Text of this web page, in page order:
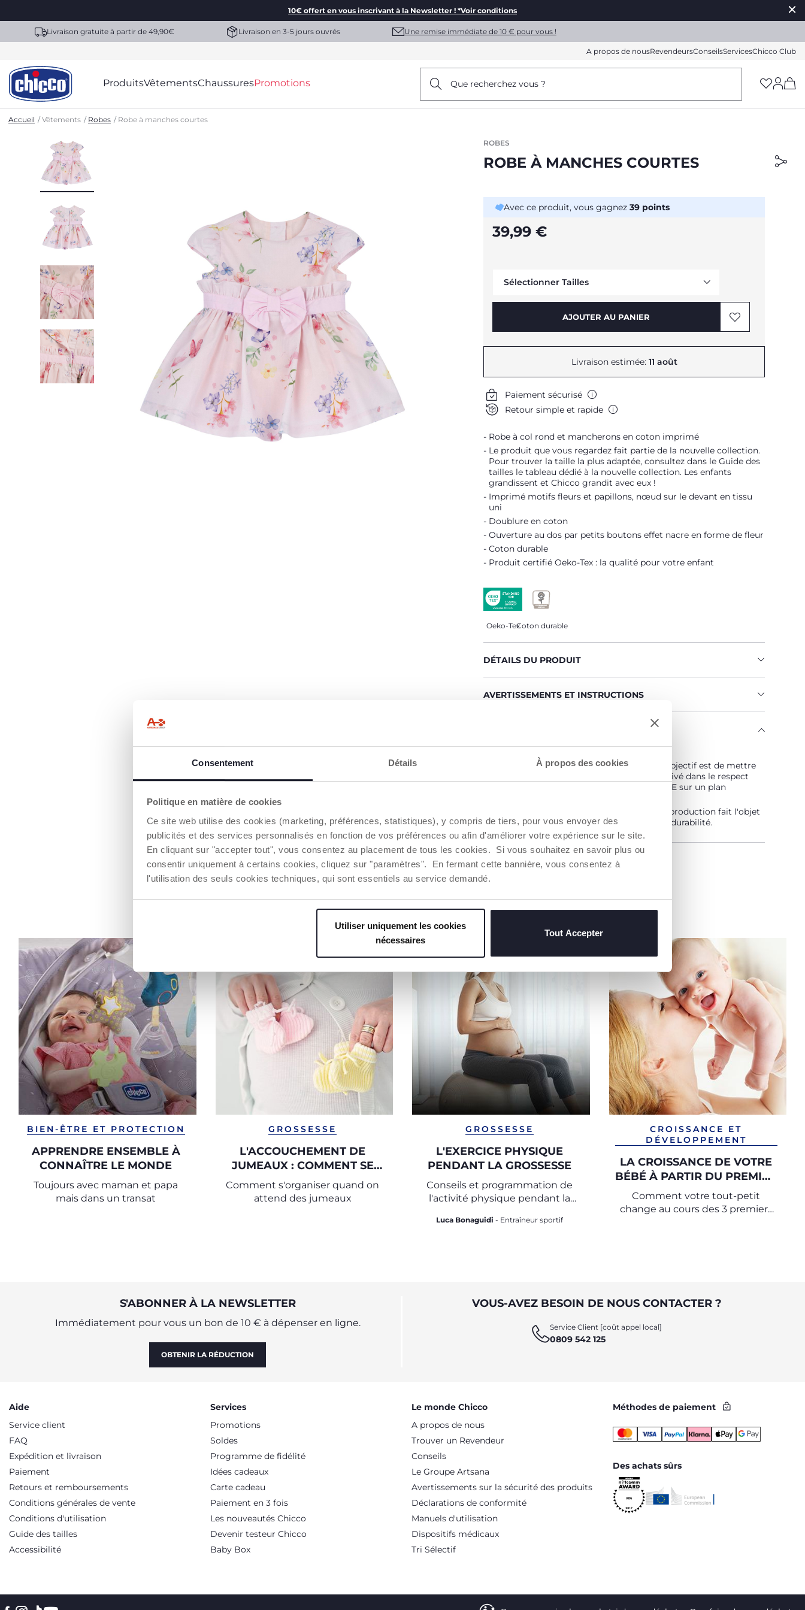
Consentement Détails À propos des cookies
Politique en matière de cookies
Ce site web utilise des cookies (marketing, préférences, statistiques), y compris de tiers, pour vous envoyer des
publicités et des services personnalisés en fonction de vos préférences ou afin d'améliorer votre expérience sur le site.
En cliquant sur "accepter tout", vous consentez au placement de tous les cookies. Si vous souhaitez en savoir plus ou
consentir uniquement à certains cookies, cliquez sur "paramètres". En fermant cette bannière, vous consentez à
l'utilisation des seuls cookies techniques, qui sont essentiels au service demandé.
Utiliser uniquement les cookies
nécessaires
Tout Accepter
10€ offert en vous inscrivant à la Newsletter ! *Voir conditions
Livraison gratuite à partir de 49,90€ Livraison en 3-5 jours ouvrés Une remise immédiate de 10 € pour vous !
A propos de nousRevendeursConseilsServicesChicco Club
ProduitsVêtementsChaussuresPromotions Que recherchez vous ?
Accueil Vêtements Robes Robe à manches courtes
ROBES
ROBE À MANCHES COURTES
Avec ce produit, vous gagnez 39 points
39,99 €
Sélectionner Tailles
Me prévenir
Me prévenir
AJOUTER AU PANIER
Livraison estimée: 11 août
Paiement sécurisé
Retour simple et rapide
Robe à col rond et mancherons en coton imprimé
Le produit que vous regardez fait partie de la nouvelle collection.
Pour trouver la taille la plus adaptée, consultez dans le Guide des
tailles le tableau dédié à la nouvelle collection. Les enfants
grandissent et Chicco grandit avec eux !
Imprimé motifs fleurs et papillons, nœud sur le devant en tissu
uni
Doublure en coton
Ouverture au dos par petits boutons effet nacre en forme de fleur
Coton durable
Produit certifié Oeko-Tex : la qualité pour votre enfant
Oeko-TexCoton durable
DÉTAILS DU PRODUIT
AVERTISSEMENTS ET INSTRUCTIONS
Coton cultivé selon un programme dont l'objectif est de mettre
sur le marché des fils certifiés de coton cultivé dans le respect
des principes qui en font un coton DURABLE sur un plan
Toute la chaîne d'approvisionnement et de production fait l'objet
d'une traçabilité et des mêmes mesures de durabilité.
Trouver un Revendeur
NOS RECOMMANDATIONS
BIEN-ÊTRE ET PROTECTION
APPRENDRE ENSEMBLE À
CONNAÎTRE LE MONDE
Toujours avec maman et papa
mais dans un transat
GROSSESSE
L'ACCOUCHEMENT DE
JUMEAUX : COMMENT SE
PRÉPARER À UNE
GROSSESSE GÉMELLAIRE
Comment s'organiser quand on
attend des jumeaux
GROSSESSE
L'EXERCICE PHYSIQUE
PENDANT LA GROSSESSE
Conseils et programmation de
l'activité physique pendant la
Luca Bonaguidi - Entraîneur sportif
CROISSANCE ET
DÉVELOPPEMENT
LA CROISSANCE DE VOTRE
BÉBÉ À PARTIR DU PREMIER
MOIS
Comment votre tout-petit
change au cours des 3 premiers
S'ABONNER À LA NEWSLETTER
Immédiatement pour vous un bon de 10 € à dépenser en ligne.
OBTENIR LA RÉDUCTION
VOUS-AVEZ BESOIN DE NOUS CONTACTER ?
Service Client [coût appel local]
0809 542 125
Aide
Service client
FAQ
Expédition et livraison
Paiement
Retours et remboursements
Conditions générales de vente
Conditions d'utilisation
Guide des tailles
Accessibilité
Services
Promotions
Soldes
Programme de fidélité
Idées cadeaux
Carte cadeau
Paiement en 3 fois
Les nouveautés Chicco
Devenir testeur Chicco
Baby Box
Le monde Chicco
A propos de nous
Trouver un Revendeur
Conseils
Le Groupe Artsana
Avertissements sur la sécurité des produits
Déclarations de conformité
Manuels d'utilisation
Dispositifs médicaux
Tri Sélectif
Méthodes de paiement
Des achats sûrs